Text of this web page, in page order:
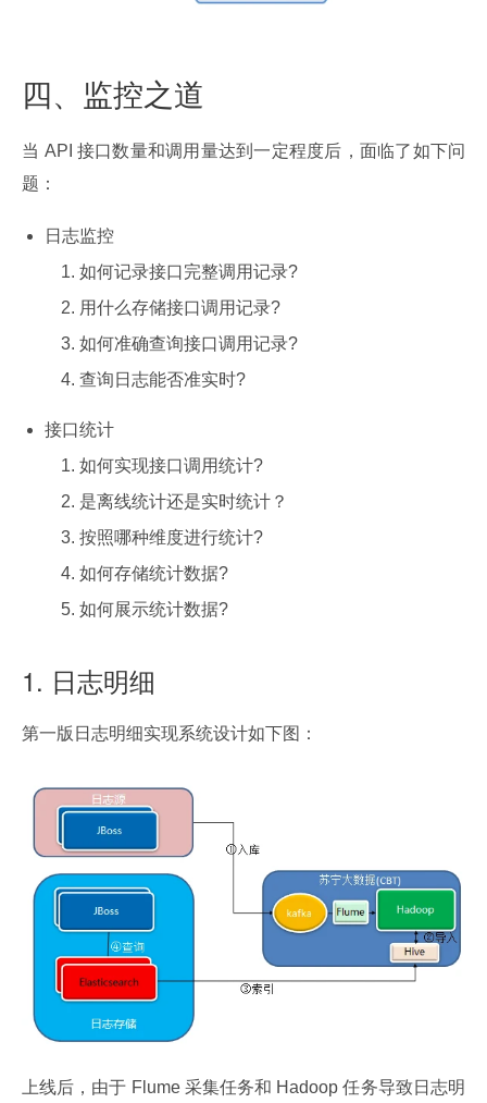
四、监控之道
当 API 接口数量和调用量达到一定程度后，面临了如下问
题：
日志监控
如何记录接口完整调用记录?
用什么存储接口调用记录?
如何准确查询接口调用记录?
查询日志能否准实时?
接口统计
如何实现接口调用统计?
是离线统计还是实时统计？
按照哪种维度进行统计?
如何存储统计数据?
如何展示统计数据?
1. 日志明细
第一版日志明细实现系统设计如下图：
上线后，由于 Flume 采集任务和 Hadoop 任务导致日志明